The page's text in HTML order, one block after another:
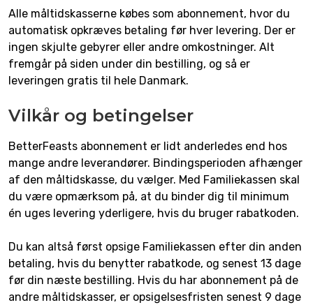
Alle måltidskasserne købes som abonnement, hvor du
automatisk opkræves betaling før hver levering. Der er
ingen skjulte gebyrer eller andre omkostninger. Alt
fremgår på siden under din bestilling, og så er
leveringen gratis til hele Danmark.
Vilkår og betingelser
BetterFeasts abonnement er lidt anderledes end hos
mange andre leverandører. Bindingsperioden afhænger
af den måltidskasse, du vælger. Med Familiekassen skal
du være opmærksom på, at du binder dig til minimum
én uges levering yderligere, hvis du bruger rabatkoden.
Du kan altså først opsige Familiekassen efter din anden
betaling, hvis du benytter rabatkode, og senest 13 dage
før din næste bestilling. Hvis du har abonnement på de
andre måltidskasser, er opsigelsesfristen senest 9 dage